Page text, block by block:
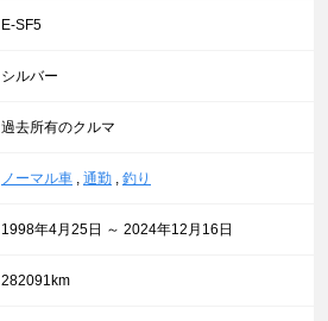
E-SF5
シルバー
過去所有のクルマ
ノーマル車 , 通勤 , 釣り
1998年4月25日 ～ 2024年12月16日
282091km